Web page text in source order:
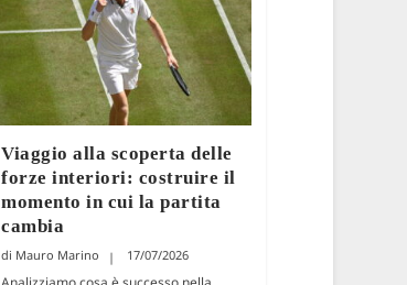
Viaggio alla scoperta delle
forze interiori: costruire il
momento in cui la partita
cambia
Mauro Marino 17/07/2026